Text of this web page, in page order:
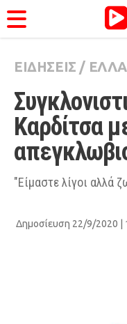
ΚΑΤΗΓΟΡΊΕΣ
Ειδήσεις
Θέματα
Videos
Podcasts
Life
ΕΙΔΗΣΕΙΣ /
Καρδίτσα
"Είμαστε λίγοι αλλά
Δημοσίευση 22/9/2020 |